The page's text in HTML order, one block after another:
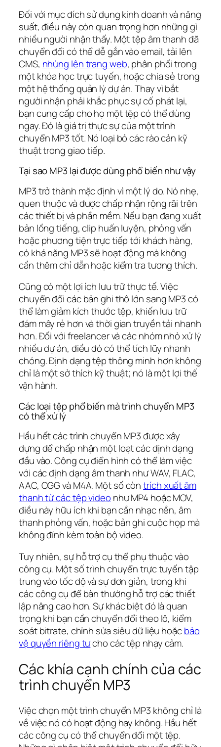
Đối với mục đích sử dụng kinh doanh và năng
suất, điều này còn quan trọng hơn những gì
nhiều người nhận thấy. Một tệp âm thanh đã
chuyển đổi có thể dễ gắn vào email, tải lên
CMS, nhúng lên trang web, phân phối trong
một khóa học trực tuyến, hoặc chia sẻ trong
một hệ thống quản lý dự án. Thay vì bắt
người nhận phải khắc phục sự cố phát lại,
bạn cung cấp cho họ một tệp có thể dùng
ngay. Đó là giá trị thực sự của một trình
chuyển MP3 tốt. Nó loại bỏ các rào cản kỹ
thuật trong giao tiếp.
Tại sao MP3 lại được dùng phổ biến như vậy
MP3 trở thành mặc định vì một lý do. Nó nhẹ,
quen thuộc và được chấp nhận rộng rãi trên
các thiết bị và phần mềm. Nếu bạn đang xuất
bản lồng tiếng, clip huấn luyện, phỏng vấn
hoặc phương tiện trực tiếp tới khách hàng,
có khả năng MP3 sẽ hoạt động mà không
cần thêm chỉ dẫn hoặc kiểm tra tương thích.
Cũng có một lợi ích lưu trữ thực tế. Việc
chuyển đổi các bản ghi thô lớn sang MP3 có
thể làm giảm kích thước tệp, khiến lưu trữ
đám mây rẻ hơn và thời gian truyền tải nhanh
hơn. Đối với freelancer và các nhóm nhỏ xử lý
nhiều dự án, điều đó có thể tích lũy nhanh
chóng. Định dạng tệp thông minh hơn không
chỉ là một sở thích kỹ thuật; nó là một lợi thế
vận hành.
Các loại tệp phổ biến mà trình chuyển MP3
có thể xử lý
Hầu hết các trình chuyển MP3 được xây
dựng để chấp nhận một loạt các định dạng
đầu vào. Công cụ điển hình có thể làm việc
với các định dạng âm thanh như WAV, FLAC,
AAC, OGG và M4A. Một số còntrích xuất âm
thanh từ các tệp video như MP4 hoặc MOV,
điều này hữu ích khi bạn cần nhạc nền, âm
thanh phỏng vấn, hoặc bản ghi cuộc họp mà
không đính kèm toàn bộ video.
Tuy nhiên, sự hỗ trợ cụ thể phụ thuộc vào
công cụ. Một số trình chuyển trực tuyến tập
trung vào tốc độ và sự đơn giản, trong khi
các công cụ để bàn thường hỗ trợ các thiết
lập nâng cao hơn. Sự khác biệt đó là quan
trọng khi bạn cần chuyển đổi theo lô, kiểm
soát bitrate, chỉnh sửa siêu dữ liệu hoặcbảo
vệ quyền riêng tưcho các tệp nhạy cảm.
Các khía cạnh chính của các
trình chuyển MP3
Việc chọn một trình chuyển MP3 không chỉ là
về việc nó có hoạt động hay không. Hầu hết
các công cụ có thể chuyển đổi một tệp.